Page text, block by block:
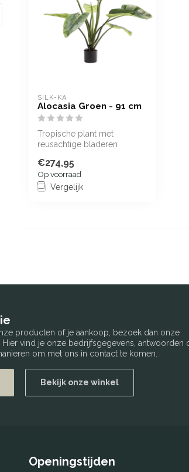
SILK-KA
Alocasia Groen - 91 cm
Tropische plant met
reusachtige bladeren
€274,95
Op voorraad
Vergelijk
producten of je aankoop, bezoek dan onze
Hier vind je onze bedrijfsgegevens, antwoorden
om met ons in contact te komen.
Bekijk onze winkel
Openingstijden